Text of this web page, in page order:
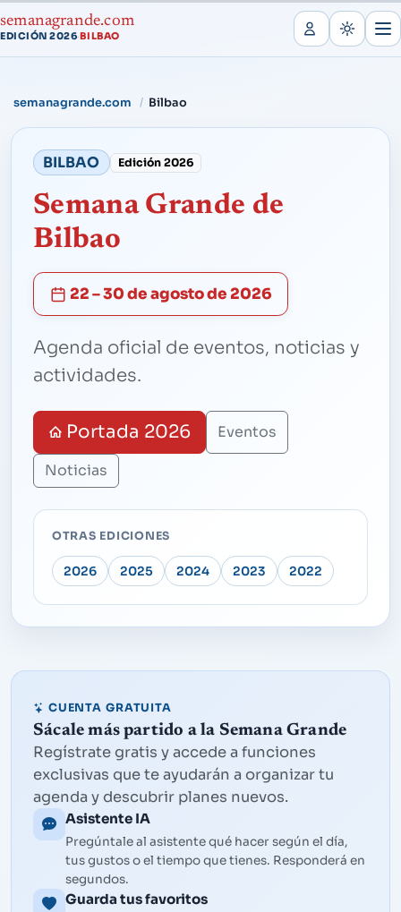
semanagrande.com
EDICIÓN 2026·BILBAO
semanagrande.com Bilbao
BILBAO Edición 2026
Semana Grande de
Bilbao
22 – 30 de agosto de 2026
Agenda oficial de eventos, noticias y
actividades.
Portada 2026 Eventos
Noticias
OTRAS EDICIONES
2026 2025 2024 2023 2022
CUENTA GRATUITA
Sácale más partido a la Semana Grande
Regístrate gratis y accede a funciones
exclusivas que te ayudarán a organizar tu
agenda y descubrir planes nuevos.
Asistente IA
Pregúntale al asistente qué hacer según el día,
tus gustos o el tiempo que tienes. Responderá en
segundos.
Guarda tus favoritos